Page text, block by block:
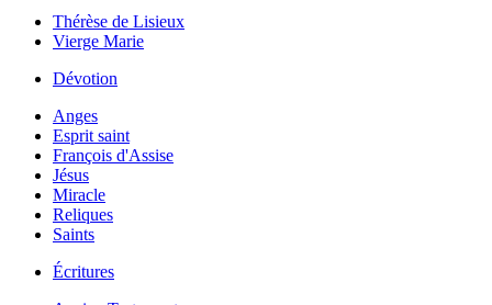
Thérèse de Lisieux
Vierge Marie
Dévotion
Anges
Esprit saint
François d'Assise
Jésus
Miracle
Reliques
Saints
Écritures